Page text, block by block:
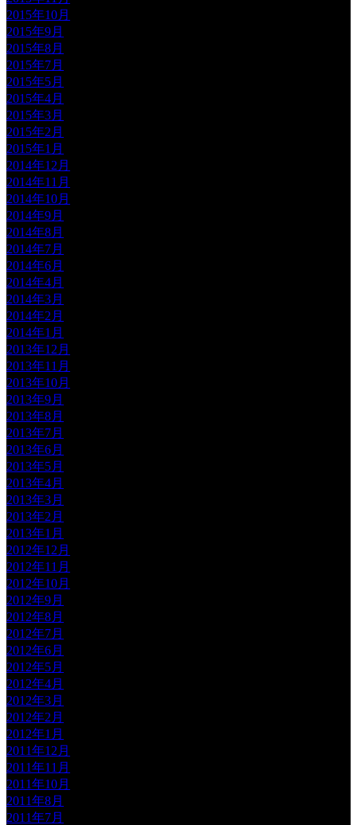
2015年10月
2015年9月
2015年8月
2015年7月
2015年5月
2015年4月
2015年3月
2015年2月
2015年1月
2014年12月
2014年11月
2014年10月
2014年9月
2014年8月
2014年7月
2014年6月
2014年4月
2014年3月
2014年2月
2014年1月
2013年12月
2013年11月
2013年10月
2013年9月
2013年8月
2013年7月
2013年6月
2013年5月
2013年4月
2013年3月
2013年2月
2013年1月
2012年12月
2012年11月
2012年10月
2012年9月
2012年8月
2012年7月
2012年6月
2012年5月
2012年4月
2012年3月
2012年2月
2012年1月
2011年12月
2011年11月
2011年10月
2011年8月
2011年7月